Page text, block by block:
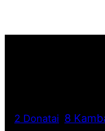
2 Donatai 8